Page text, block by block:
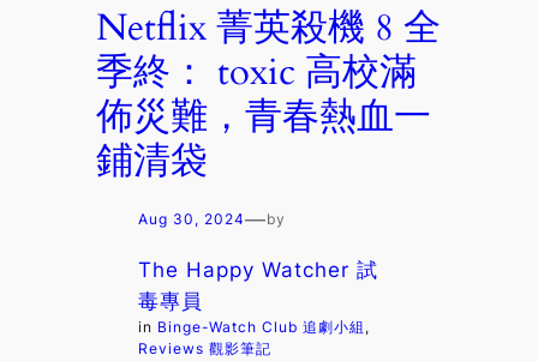
Netflix 菁英殺機 8 全
季終： toxic 高校滿
佈災難，青春熱血一
鋪清袋
Aug 30, 2024—by
The Happy Watcher 試
毒專員
in Binge-Watch Club 追劇小組
Reviews 觀影筆記